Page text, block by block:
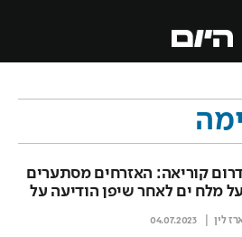
קוריאה: האזרחים מסתערים
על מלח ים לאחר שיפן הודיעה על
לין 04.07.2023